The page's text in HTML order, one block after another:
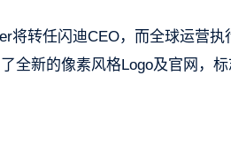
将转任闪迪CEO，而全球运营执
全新的像素风格Logo及官网，标